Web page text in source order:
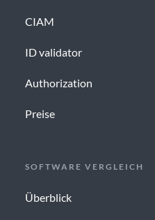
CIAM
ID validator
Authorization
Preise
SOFTWARE VERGLEICH
Überblick